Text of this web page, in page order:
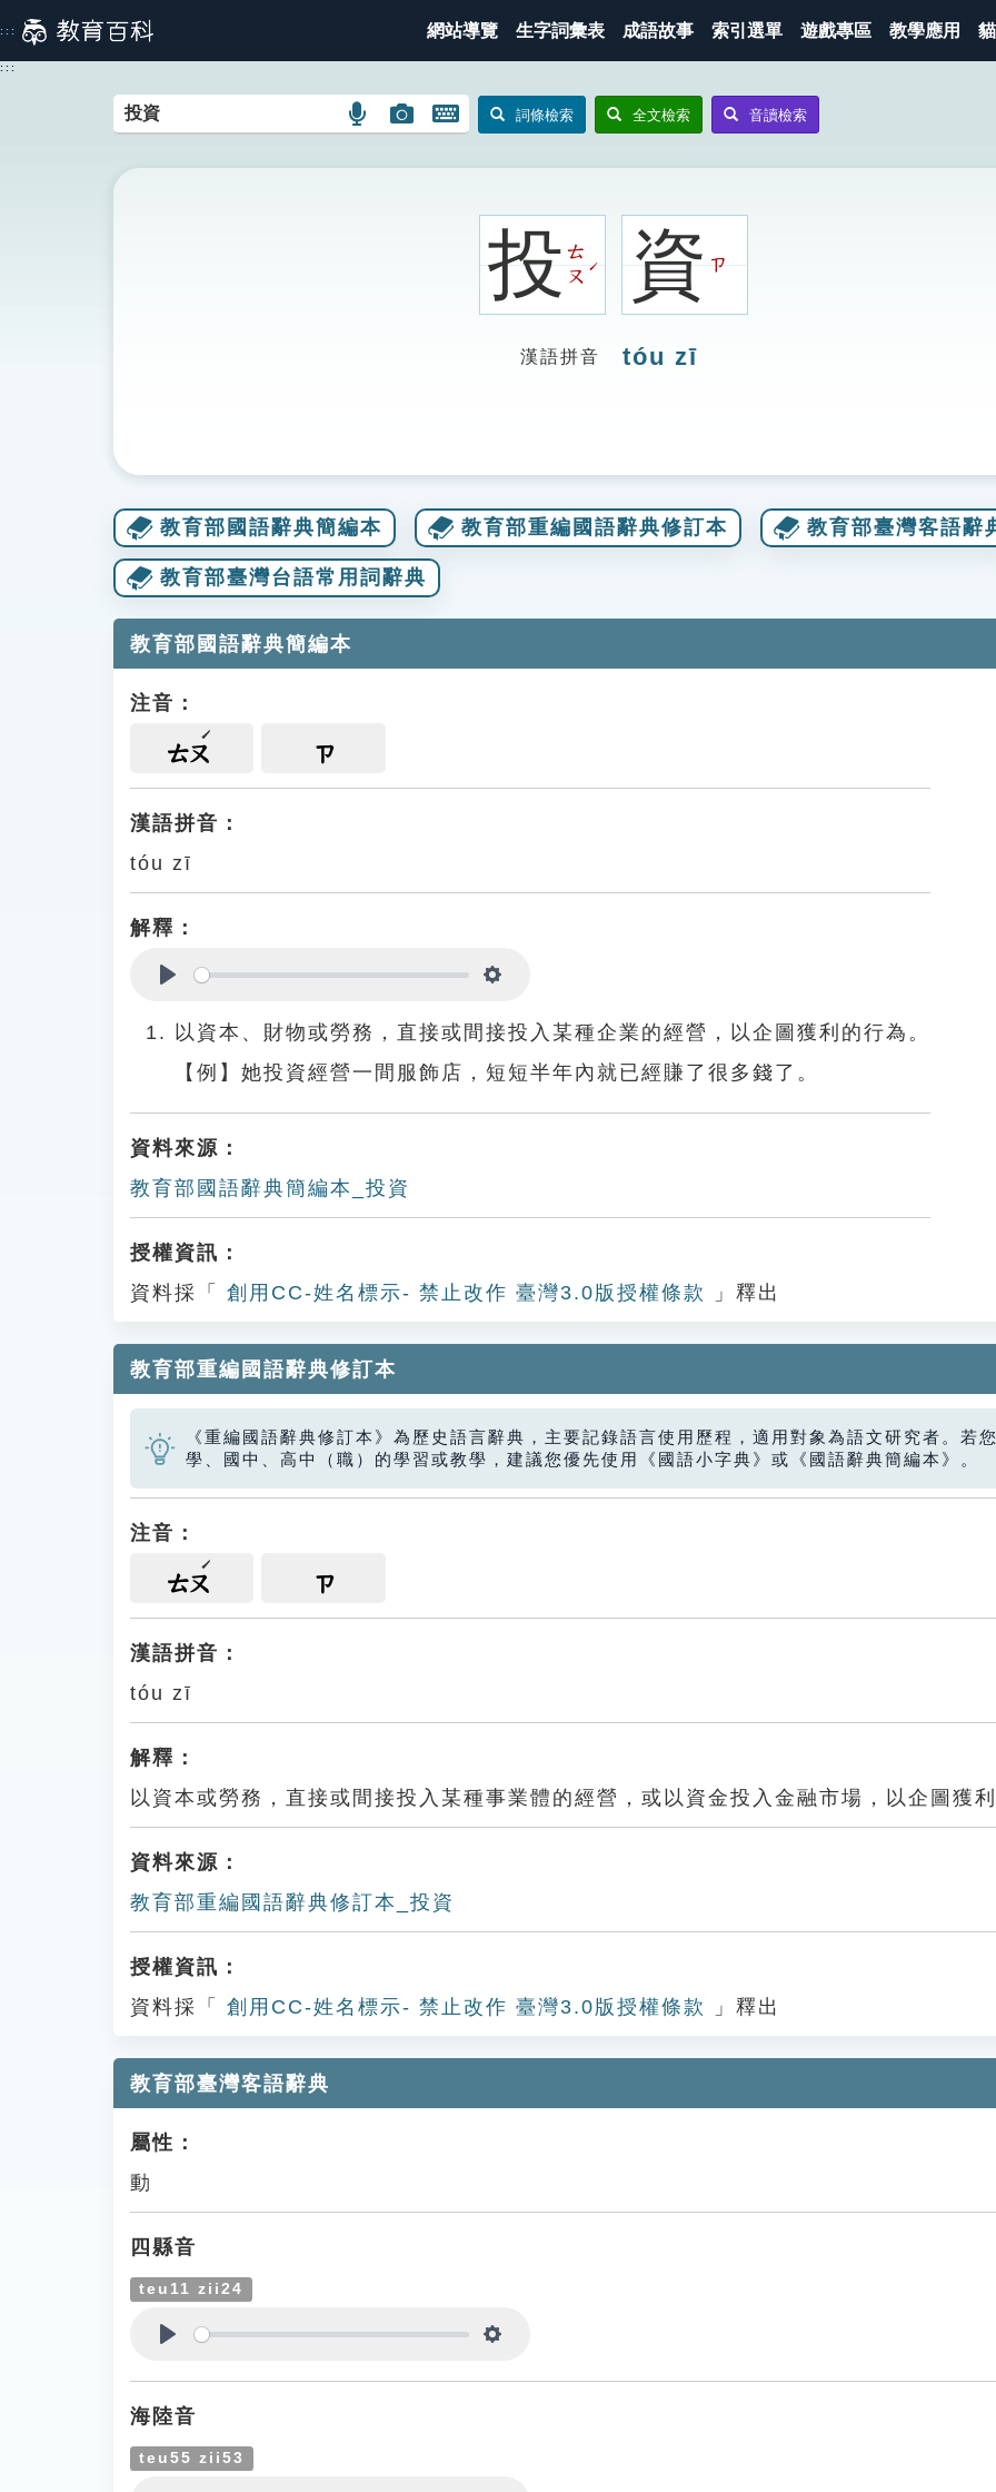
到
主
::: 網站導覽 生字詞彙表 成語故事 索引選單 遊戲專區 教學應用
:::
語
搜
圖
搜
開
鍵
詞條檢索 全文檢索 音讀檢索
投ㄊ
ㄡ
ˊ 資ㄗ
漢語拼音 tóu zī
教育部國語辭典簡編本 教育部重編國語辭典修訂本 教育部臺灣客語辭
教育部臺灣台語常用詞辭典
教育部國語辭典簡編本
注音：
ㄊㄡ ㄗ
漢語拼音：
tóu zī
解釋：
以資本、財物或勞務，直接或間接投入某種企業的經營，以企圖獲利的行為。
【例】她投資經營一間服飾店，短短半年內就已經賺了很多錢了。
資料來源：
教育部國語辭典簡編本_投資
授權資訊：
資料採「
創用CC-姓名標示- 禁止改作 臺灣3.0版授權條款 」釋出
教育部重編國語辭典修訂本
《重編國語辭典修訂本》為歷史語言辭典，主要記錄語言使用歷程，適用對象為語文研究者。若
學、國中、高中（職）的學習或教學，建議您優先使用《國語小字典》或《國語辭典簡編本》。
注音：
ㄊㄡ ㄗ
漢語拼音：
tóu zī
解釋：
以資本或勞務，直接或間接投入某種事業體的經營，或以資金投入金融市場，以企圖獲利
資料來源：
教育部重編國語辭典修訂本_投資
授權資訊：
資料採「
創用CC-姓名標示- 禁止改作 臺灣3.0版授權條款 」釋出
教育部臺灣客語辭典
屬性：
動
四縣音
teu11 zii24
海陸音
teu55 zii53